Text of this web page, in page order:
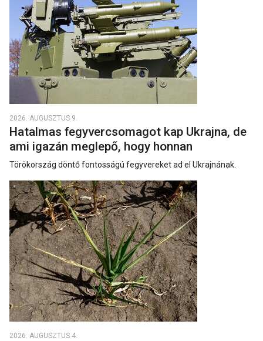
2026. AUGUSZTUS 9.
Hatalmas fegyvercsomagot kap Ukrajna, de
ami igazán meglepő, hogy honnan
Törökország döntő fontosságú fegyvereket ad el Ukrajnának.
2026. AUGUSZTUS 4.